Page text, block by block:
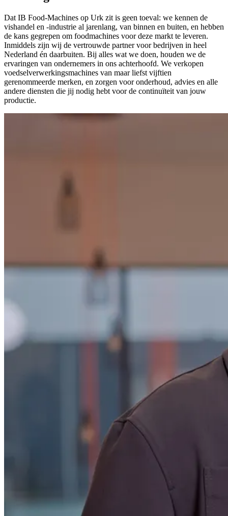
Dat IB Food-Machines op Urk zit is geen toeval: we kennen de
vishandel en -industrie al jarenlang, van binnen en buiten, en hebben
de kans gegrepen om foodmachines voor deze markt te leveren.
Inmiddels zijn wij de vertrouwde partner voor bedrijven in heel
Nederland én daarbuiten. Bij alles wat we doen, houden we de
ervaringen van ondernemers in ons achterhoofd. We verkopen
voedselverwerkingsmachines van maar liefst vijftien
gerenommeerde merken, en zorgen voor onderhoud, advies en alle
andere diensten die jij nodig hebt voor de continuïteit van jouw
productie.